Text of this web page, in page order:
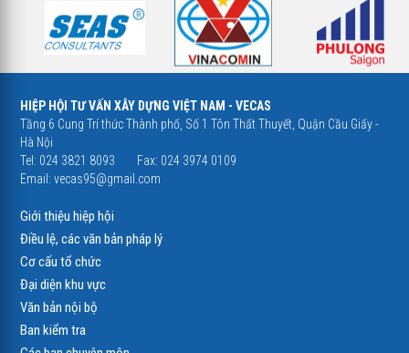
HIỆP HỘI TƯ VẤN XÂY DỰNG VIỆT NAM - VECAS
Tầng 6 Cung Trí thức Thành phố, Số 1 Tôn Thất Thuyết, Quận Cầu Giấy -
Hà Nội
Tel: 024 3821 8093
Fax: 024 3974 0109
Email:vecas95@gmail.com
Giới thiệu hiệp hội
Điều lệ, các văn bản pháp lý
Cơ cấu tổ chức
Đại diện khu vực
Văn bản nội bộ
Ban kiểm tra